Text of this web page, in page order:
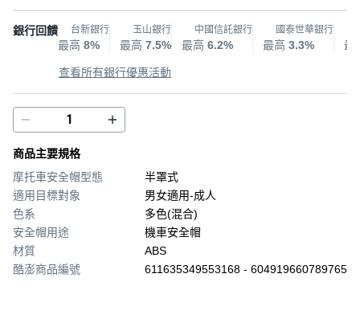
銀行回饋 台新銀行
最高 8%
玉山銀行
最高 7.5%
中國信託銀行
最高 6.2%
國泰世華銀行
最高 3.3% 最
查看所有銀行優惠活動
商品主要規格
摩托車安全帽型態
半罩式
適用目標對象
男女適用-成人
色系
多色(混合)
安全帽用途
機車安全帽
材質
ABS
酷澎商品編號
611635349553168 - 604919660789765